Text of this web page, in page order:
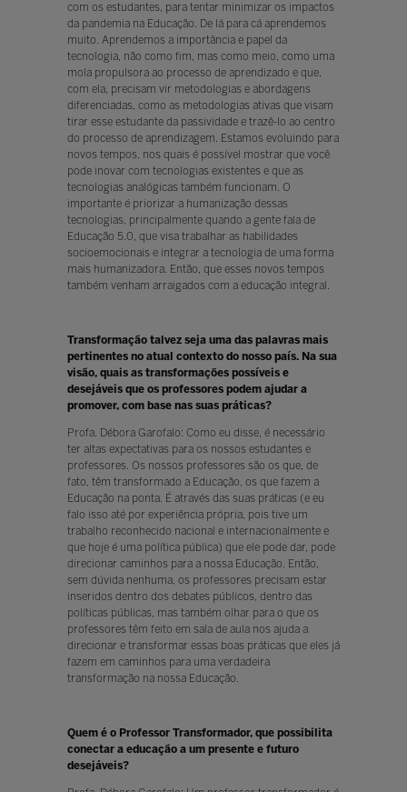
com os estudantes, para tentar minimizar os impactos
da pandemia na Educação. De lá para cá aprendemos
muito. Aprendemos a importância e papel da
tecnologia, não como fim, mas como meio, como uma
mola propulsora ao processo de aprendizado e que,
com ela, precisam vir metodologias e abordagens
diferenciadas, como as metodologias ativas que visam
tirar esse estudante da passividade e trazê-lo ao centro
do processo de aprendizagem. Estamos evoluindo para
novos tempos, nos quais é possível mostrar que você
pode inovar com tecnologias existentes e que as
tecnologias analógicas também funcionam. O
importante é priorizar a humanização dessas
tecnologias, principalmente quando a gente fala de
Educação 5.0, que visa trabalhar as habilidades
socioemocionais e integrar a tecnologia de uma forma
mais humanizadora. Então, que esses novos tempos
também venham arraigados com a educação integral.
Transformação talvez seja uma das palavras mais
pertinentes no atual contexto do nosso país. Na sua
visão, quais as transformações possíveis e
desejáveis que os professores podem ajudar a
promover, com base nas suas práticas?
Profa. Débora Garofalo: Como eu disse, é necessário
ter altas expectativas para os nossos estudantes e
professores. Os nossos professores são os que, de
fato, têm transformado a Educação, os que fazem a
Educação na ponta. É através das suas práticas (e eu
falo isso até por experiência própria, pois tive um
trabalho reconhecido nacional e internacionalmente e
que hoje é uma política pública) que ele pode dar, pode
direcionar caminhos para a nossa Educação. Então,
sem dúvida nenhuma, os professores precisam estar
inseridos dentro dos debates públicos, dentro das
políticas públicas, mas também olhar para o que os
professores têm feito em sala de aula nos ajuda a
direcionar e transformar essas boas práticas que eles já
fazem em caminhos para uma verdadeira
transformação na nossa Educação.
Quem é o Professor Transformador, que possibilita
conectar a educação a um presente e futuro
desejáveis?